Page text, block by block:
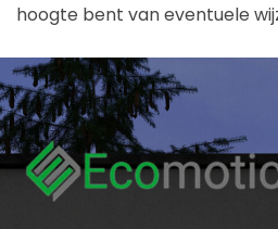
hoogte bent van eventuele